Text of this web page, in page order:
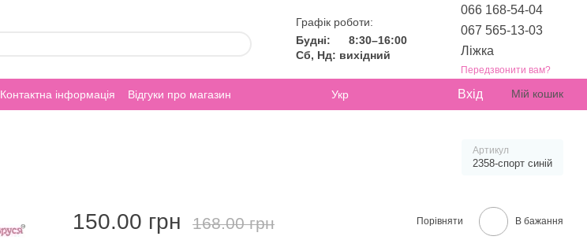
Графік роботи:
Будні:
8:30–16:00
Сб, Нд: вихідний
066 168-54-04
067 565-13-03
Ліжка
Передзвонити вам?
Контактна інформація Відгуки про магазин Укр Вхід Мій кошик
Артикул
2358-спорт синій
150.00 грн 168.00 грн Порівняти В бажання